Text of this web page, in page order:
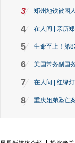
3 郑州地铁被困
4 在人间 | 亲历
5 生命至上！第
6 美国常务副国
7 在人间 | 红绿
8 重庆姐弟坠亡